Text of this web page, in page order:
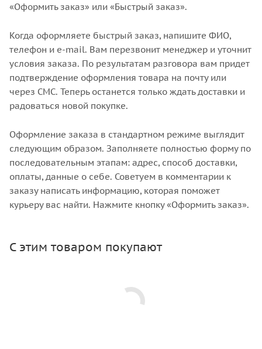
«Оформить заказ» или «Быстрый заказ».
Когда оформляете быстрый заказ, напишите ФИО,
телефон и e-mail. Вам перезвонит менеджер и уточнит
условия заказа. По результатам разговора вам придет
подтверждение оформления товара на почту или
через СМС. Теперь останется только ждать доставки и
радоваться новой покупке.
Оформление заказа в стандартном режиме выглядит
следующим образом. Заполняете полностью форму по
последовательным этапам: адрес, способ доставки,
оплаты, данные о себе. Советуем в комментарии к
заказу написать информацию, которая поможет
курьеру вас найти. Нажмите кнопку «Оформить заказ».
С этим товаром покупают